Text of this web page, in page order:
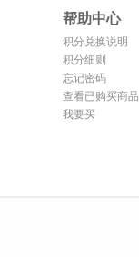
帮助中心
积分兑换说明
积分细则
忘记密码
查看已购买商品
我要买